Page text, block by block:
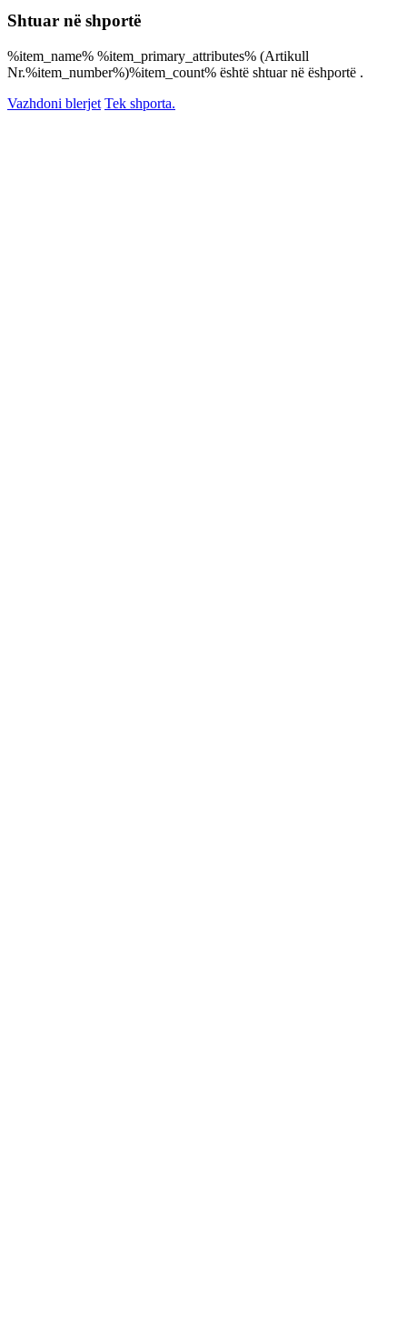
Shtuar në shportë
%item_name% %item_primary_attributes% (Artikull
Nr.%item_number%)%item_count% është shtuar në ëshportë .
Vazhdoni blerjet Tek shporta.